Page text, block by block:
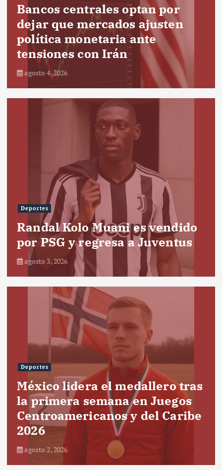
Bancos centrales optan por
dejar que mercados ajusten
política monetaria ante
tensiones con Irán
agosto 4, 2026
Deportes
Randal Kolo Muani es vendido
por PSG y regresa a Juventus
agosto 3, 2026
Deportes
México lidera el medallero tras
la primera semana en Juegos
Centroamericanos y del Caribe
2026
agosto 2, 2026